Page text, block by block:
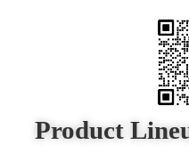
Product